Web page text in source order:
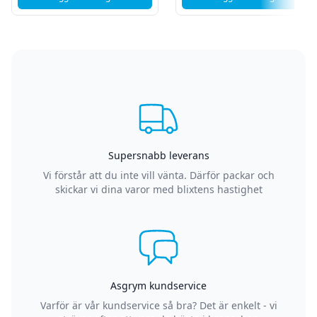
Supersnabb leverans
Vi förstår att du inte vill vänta. Därför packar och
skickar vi dina varor med blixtens hastighet
Asgrym kundservice
Varför är vår kundservice så bra? Det är enkelt - vi